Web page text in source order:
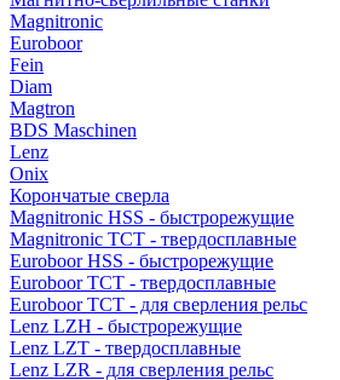
Magnitronic
Euroboor
Fein
Diam
Magtron
BDS Maschinen
Lenz
Onix
Корончатые сверла
Magnitronic HSS - быстрорежущие
Magnitronic TCT - твердосплавные
Euroboor HSS - быстрорежущие
Euroboor TCT - твердосплавные
Euroboor TCT - для сверления рельс
Lenz LZH - быстрорежущие
Lenz LZT - твердосплавные
Lenz LZR - для сверления рельс